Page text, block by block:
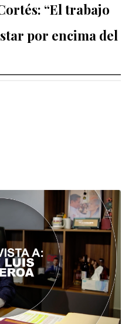
“El trabajo
por encima del